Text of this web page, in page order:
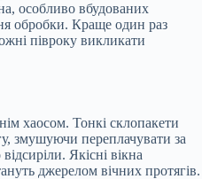
особливо вбудованих
обробки. Краще один раз
півроку викликати
хаосом. Тонкі склопакети
змушуючи переплачувати за
Якісні вікна
джерелом вічних протягів.